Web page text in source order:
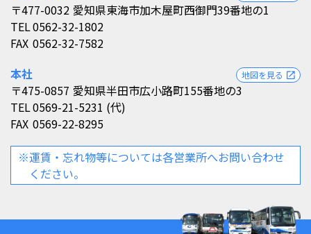
〒477-0032 愛知県東海市加木屋町西御門39番地の1
TEL0562-32-1802
FAX 0562-32-7582
本社
〒475-0857 愛知県半田市広小路町155番地の3
地図を見る open_in_new
TEL0569-21-5231 (代)
FAX 0569-22-8295
※運賃・忘れ物等については各営業所へお問い合わせ
ください。